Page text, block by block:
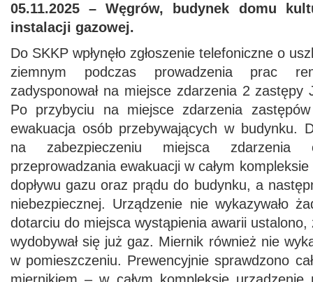
05.11.2025 – Węgrów, budynek domu
instalacji gazowej.
Do SKKP wpłynęło zgłoszenie telefoniczne o
ziemnym podczas prowadzenia prac
zadysponował na miejsce zdarzenia 2
Po przybyciu na miejsce zdarzenia
ewakuacja osób przebywających w budynku.
na zabezpieczeniu miejsca zdarzenia
przeprowadzania ewakuacji w całym
dopływu gazu oraz prądu do budynku, a
niebezpiecznej. Urządzenie nie wykazywało
dotarciu do miejsca wystąpienia awarii
wydobywał się już gaz. Miernik również nie
w pomieszczeniu. Prewencyjnie sprawdzono